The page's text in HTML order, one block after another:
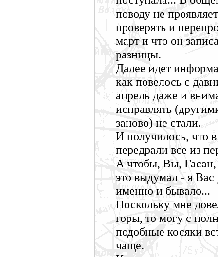
поводу не
проверять и
март и что он
разницы.
Далее идет
как повелось с
апрель даже и
исправлять
заново) не стали.
И получилось, что
передрали все из
А чтобы, Вы, Гасан,
это выдумал - я
именно и бывало...
Поскольку мне
горы, то могу с
подобные косяки
чаще.